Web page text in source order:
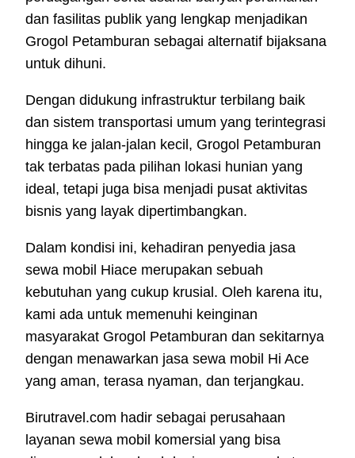
dan fasilitas publik yang lengkap menjadikan
Grogol Petamburan sebagai alternatif bijaksana
untuk dihuni.
Dengan didukung infrastruktur terbilang baik
dan sistem transportasi umum yang terintegrasi
hingga ke jalan-jalan kecil, Grogol Petamburan
tak terbatas pada pilihan lokasi hunian yang
ideal, tetapi juga bisa menjadi pusat aktivitas
bisnis yang layak dipertimbangkan.
Dalam kondisi ini, kehadiran penyedia jasa
sewa mobil Hiace merupakan sebuah
kebutuhan yang cukup krusial. Oleh karena itu,
kami ada untuk memenuhi keinginan
masyarakat Grogol Petamburan dan sekitarnya
dengan menawarkan jasa sewa mobil Hi Ace
yang aman, terasa nyaman, dan terjangkau.
Birutravel.com hadir sebagai perusahaan
layanan sewa mobil komersial yang bisa